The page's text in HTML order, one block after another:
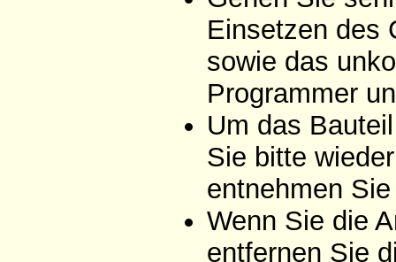
Einsetzen des
sowie das
Programmer
Um das
Sie bitte
entnehmen
Wenn Sie die
entfernen Sie